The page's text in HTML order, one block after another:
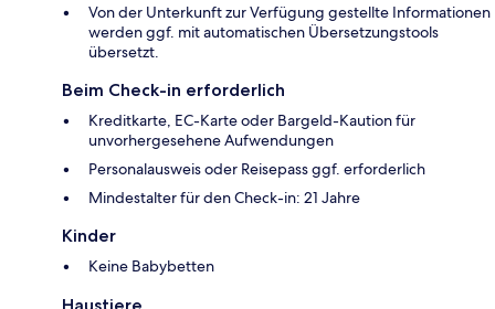
Von der Unterkunft zur Verfügung gestellte Informationen
werden ggf. mit automatischen Übersetzungstools
übersetzt.
Beim Check-in erforderlich
Kreditkarte, EC-Karte oder Bargeld-Kaution für
unvorhergesehene Aufwendungen
Personalausweis oder Reisepass ggf. erforderlich
Mindestalter für den Check-in: 21 Jahre
Kinder
Keine Babybetten